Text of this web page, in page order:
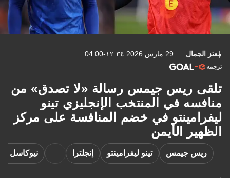
معتز الجمال 29 مارس 2026 ١٢:٣٤-04:00
ترجمه
تلقى ريس جيمس رسالة «لا تصدق» من
منافسه في المنتخب الإنجليزي تينو
ليفرامينتو في خضم المنافسة على مركز
الظهير الأيمن
ريس جيمس تينو ليفرامينتو إنجلترا نيوكاسل